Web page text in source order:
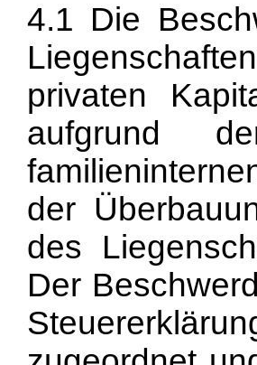
4.1 Die
privaten
aufgrund
der
des
Der